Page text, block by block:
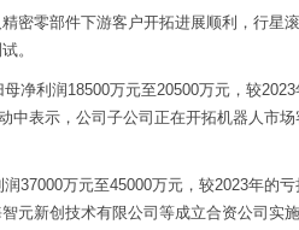
密零部件下游客户开拓进展顺利，行星
。
净利润18500万元至20500万元，较2023
中表示，公司子公司正在开拓机器人市
37000万元至45000万元，较2023年的
元新创技术有限公司等成立合资公司实